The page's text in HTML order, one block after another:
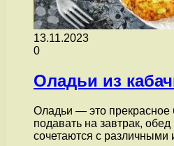
13.11.2023
0
Оладьи из
Оладьи — это прекрасное
подавать на завтрак,
сочетаются с различными